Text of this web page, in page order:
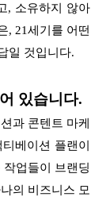
, 소유하지 않아
, 21세기를 어떤
일 것입니다.
있습니다.
과 콘텐트 마케
베이션 플랜이
업들이 브랜딩
의 비즈니스 모